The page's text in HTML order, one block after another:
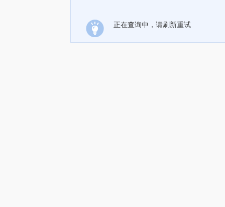
正在查询中，请刷新重试